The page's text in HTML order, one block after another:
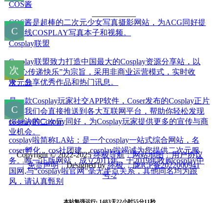
COS酱
COS酱是超棒的二次元少女写真摄影网站，为ACG同好提
供在线COSPLAY写真本子和视频。
Cosplay联盟
Cosplay联盟致力打造中国最大的Cosplay资源分享站，以
“用心传递快乐”为宗旨，采用非商业运营模式，实时收
录、分享优秀作品和热门讯息。
次元岛
是一款Cosplay玩家社交APP软件，Coser发布的Cosplay正片
作品我们会直接推送到各大互联网平台，帮助你轻松发现
你身边的Cosplay同好，为Cosplay玩家提供更多的宣传与商
业机会。
cosplay啦二次元
cosplay啦简称LA站：是一个cosplay一站式综合网站，名
coser孵化，cos社团建。cosplay啦竭诚为您提供二次元服
务。唯一正版网站，成立2011年，于2019年收购cosplay中
国网,与“cosplay啦官网”毫无半点关系，其他同名均为跟
风，请认真甄别
Copyright © 2022-2025终极导航╎网站地图╎用户协议
╎免责声明╎Designed by终极╎陇ICP备2022000941
号-2
本站勉强运行: 1483天22小时55分12秒